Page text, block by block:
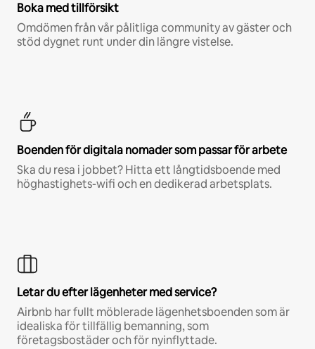
Boka med tillförsikt
Omdömen från vår pålitliga community av gäster och
stöd dygnet runt under din längre vistelse.
Boenden för digitala nomader som passar för arbete
Ska du resa i jobbet? Hitta ett långtidsboende med
höghastighets-wifi och en dedikerad arbetsplats.
Letar du efter lägenheter med service?
Airbnb har fullt möblerade lägenhetsboenden som är
idealiska för tillfällig bemanning, som
företagsbostäder och för nyinflyttade.